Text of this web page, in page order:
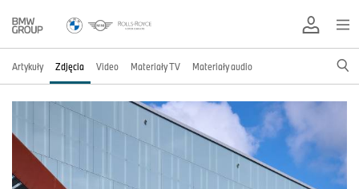
Artykuły Zdjęcia Video Materiały TV Materiały audio